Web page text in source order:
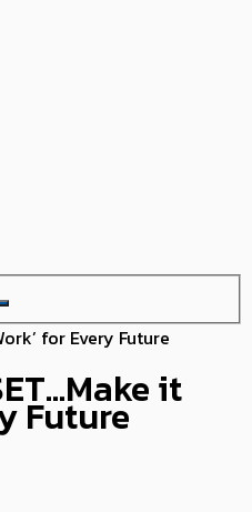
for Every Future
it
Future